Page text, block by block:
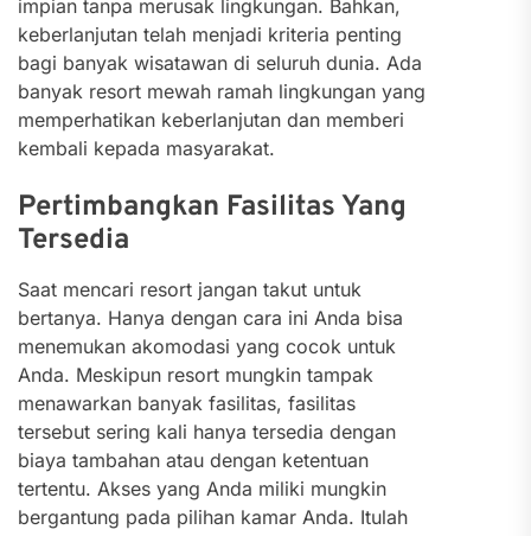
impian tanpa merusak lingkungan. Bahkan,
keberlanjutan telah menjadi kriteria penting
bagi banyak wisatawan di seluruh dunia. Ada
banyak resort mewah ramah lingkungan yang
memperhatikan keberlanjutan dan memberi
kembali kepada masyarakat.
Pertimbangkan Fasilitas Yang
Tersedia
Saat mencari resort jangan takut untuk
bertanya. Hanya dengan cara ini Anda bisa
menemukan akomodasi yang cocok untuk
Anda. Meskipun resort mungkin tampak
menawarkan banyak fasilitas, fasilitas
tersebut sering kali hanya tersedia dengan
biaya tambahan atau dengan ketentuan
tertentu. Akses yang Anda miliki mungkin
bergantung pada pilihan kamar Anda. Itulah